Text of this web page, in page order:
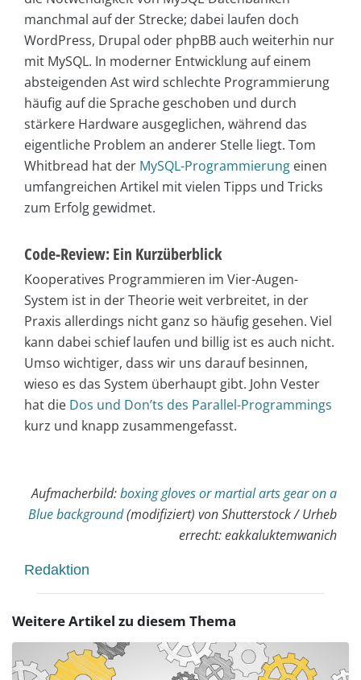
manchmal auf der Strecke; dabei laufen doch
WordPress, Drupal oder phpBB auch weiterhin nur
mit MySQL. In moderner Entwicklung auf einem
absteigenden Ast wird schlechte Programmierung
häufig auf die Sprache geschoben und durch
stärkere Hardware ausgeglichen, während das
eigentliche Problem an anderer Stelle liegt. Tom
Whitbread hat der MySQL-Programmierung einen
umfangreichen Artikel mit vielen Tipps und Tricks
zum Erfolg gewidmet.
Code-Review: Ein Kurzüberblick
Kooperatives Programmieren im Vier-Augen-
System ist in der Theorie weit verbreitet, in der
Praxis allerdings nicht ganz so häufig gesehen. Viel
kann dabei schief laufen und billig ist es auch nicht.
Umso wichtiger, dass wir uns darauf besinnen,
wieso es das System überhaupt gibt. John Vester
hat die Dos und Don’ts des Parallel-Programmings
kurz und knapp zusammengefasst.
Aufmacherbild:boxing gloves or martial arts gear on a
Blue background(modifiziert) von Shutterstock / Urheb
errecht: eakkaluktemwanich
Redaktion
Weitere Artikel zu diesem Thema